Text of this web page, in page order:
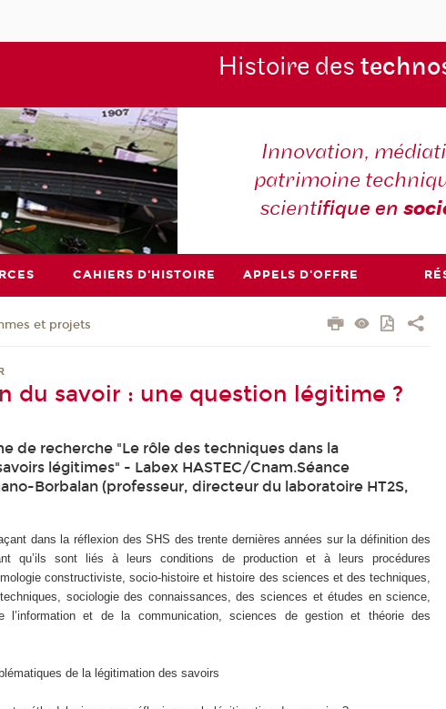
Histoire des
Innovation,
patrimoine
scientifique en
CAHIERS D'HISTOIRE APPELS D'OFFRE
et projets
du savoir : une question légitime ?
de recherche "Le rôle des techniques dans la
légitimes" - Labex HASTEC/Cnam.Séance
Borbalan (professeur, directeur du laboratoire HT2S,
dans la réflexion des SHS des trente dernières années sur la définition des
qu’ils sont liés à leurs conditions de production et à leurs procédures
constructiviste, socio-histoire et histoire des sciences et des techniques,
sociologie des connaissances, des sciences et études en science,
l’information et de la communication, sciences de gestion et théorie des
de la légitimation des savoirs